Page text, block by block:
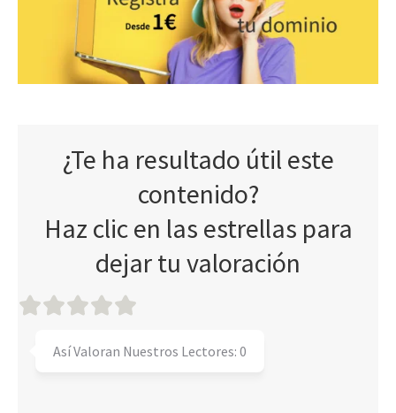
¿Te ha resultado útil este
contenido?
Haz clic en las estrellas para
dejar tu valoración
Así Valoran Nuestros Lectores: 0